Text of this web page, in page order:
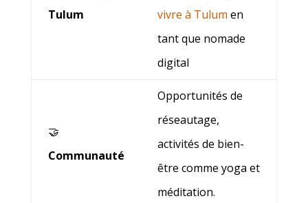
Tulum
vivre à Tulum en
tant que nomade
digital
🤝
Communauté
Opportunités de
réseautage,
activités de bien-
être comme yoga et
méditation.